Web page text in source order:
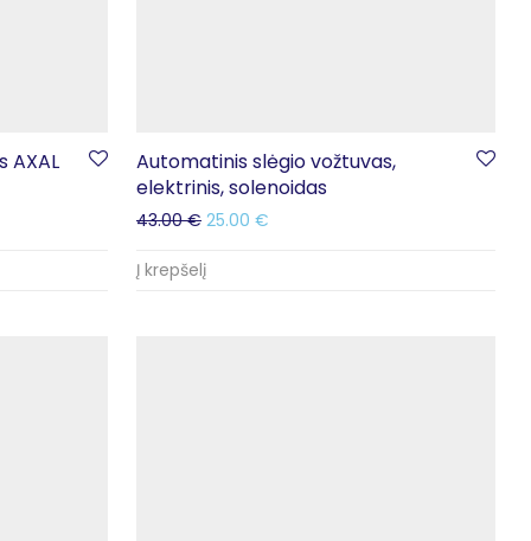
AXAL
Automatinis slėgio vožtuvas,
elektrinis, solenoidas
43.00€ 25.00 €
Į krepšelį